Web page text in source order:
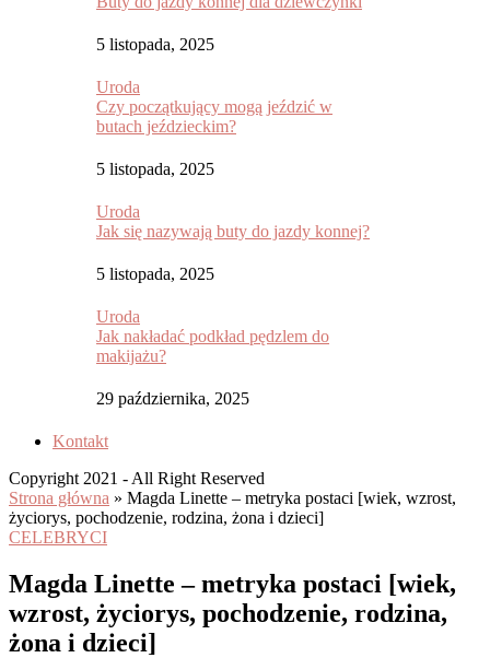
5 listopada, 2025
Uroda
Czy początkujący mogą jeździć w
butach jeździeckim?
5 listopada, 2025
Uroda
Jak się nazywają buty do jazdy konnej?
5 listopada, 2025
Uroda
Jak nakładać podkład pędzlem do
makijażu?
29 października, 2025
Kontakt
Copyright 2021 - All Right Reserved
Strona główna » Magda Linette – metryka postaci [wiek, wzrost,
życiorys, pochodzenie, rodzina, żona i dzieci]
CELEBRYCI
Magda Linette – metryka postaci [wiek,
wzrost, życiorys, pochodzenie, rodzina,
żona i dzieci]